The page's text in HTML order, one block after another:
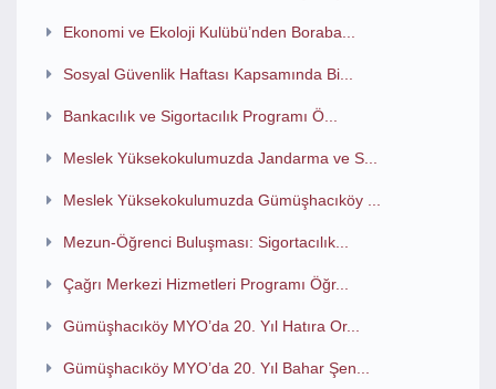
Ekonomi ve Ekoloji Kulübü’nden Boraba...
Sosyal Güvenlik Haftası Kapsamında Bi...
Bankacılık ve Sigortacılık Programı Ö...
Meslek Yüksekokulumuzda Jandarma ve S...
Meslek Yüksekokulumuzda Gümüşhacıköy ...
Mezun-Öğrenci Buluşması: Sigortacılık...
Çağrı Merkezi Hizmetleri Programı Öğr...
Gümüşhacıköy MYO’da 20. Yıl Hatıra Or...
Gümüşhacıköy MYO’da 20. Yıl Bahar Şen...